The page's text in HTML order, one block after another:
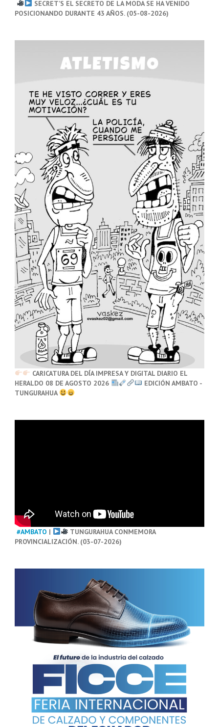
SECRET’S EL SECRETO DE LA MODA SE HA VENIDO
POSICIONANDO DURANTE 43 AÑOS. (05-08-2026)
CARICATURA DEL DÍA IMPRESA Y DIGITAL DIARIO EL
HERALDO 08 DE AGOSTO 2026
EDICIÓN AMBATO -
TUNGURAHUA
#AMBATO |
TUNGURAHUA CONMEMORA
PROVINCIALIZACIÓN. (03-07-2026)